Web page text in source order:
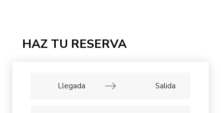
HAZ TU RESERVA
Navigate